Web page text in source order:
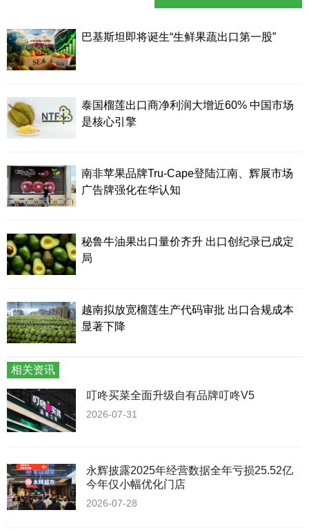
巴基斯坦即将诞生“生鲜果蔬出口第一股”
泰国榴莲出口商净利润大增近60% 中国市场
是核心引擎
南非苹果品牌Tru-Cape登陆江南、辉展市场
广告牌强化在华认知
秘鲁牛油果出口量价齐升 出口创纪录已成定
局
越南拟放宽榴莲生产代码审批 出口合规成本
显著下降
相关资讯
叮咚买菜全面升级自有品牌叮咚V5
2026-07-31
永辉披露2025年经营数据全年亏损25.52亿
今年仅小幅优化门店
2026-07-28